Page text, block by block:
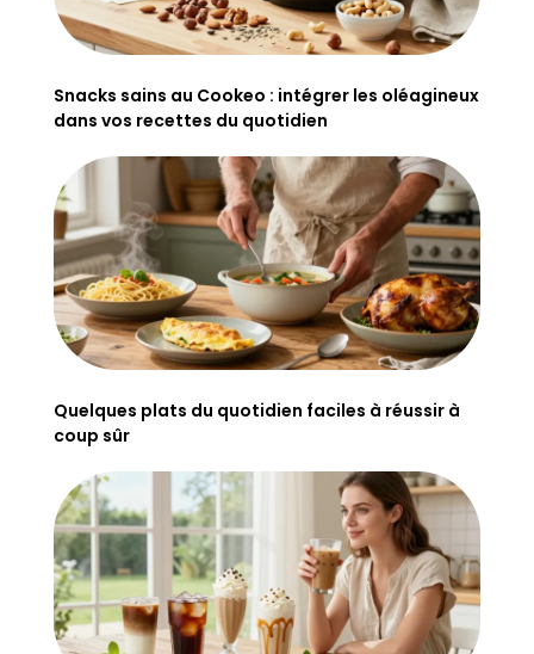
Snacks sains au Cookeo : intégrer les oléagineux
dans vos recettes du quotidien
Quelques plats du quotidien faciles à réussir à
coup sûr